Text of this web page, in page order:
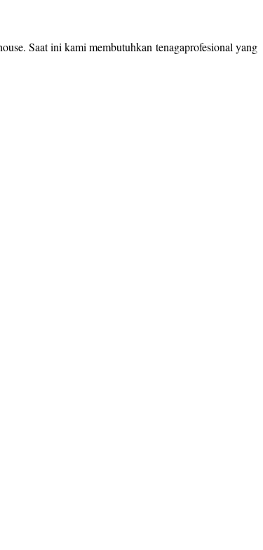
Saat ini kami membutuhkan tenagaprofesional yang